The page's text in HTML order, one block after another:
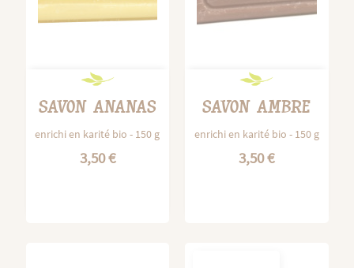
SAVON ANANAS
enrichi en karité bio - 150 g
3,50 €
SAVON AMBRE
enrichi en karité bio - 150 g
3,50 €